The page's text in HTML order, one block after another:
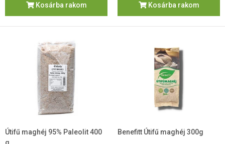
Kosárba rakom Kosárba rakom
Útifű maghéj 95% Paleolit 400
g
Benefitt Útifű maghéj 300g